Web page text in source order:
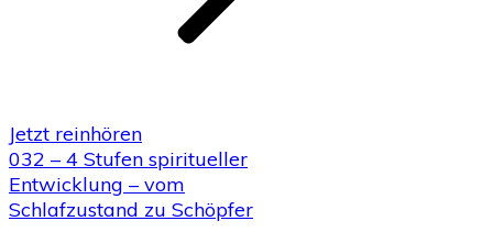
Jetzt reinhören
032 – 4 Stufen spiritueller
Entwicklung – vom
Schlafzustand zu Schöpfer